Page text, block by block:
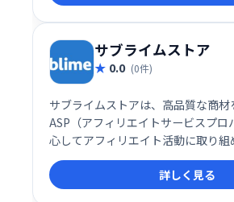
サブライムストア
0.0 (0件)
サブライムストアは、高品質な商材
ASP（アフィリエイトサービスプロ
心してアフィリエイト活動に取り
れた商品を提供しています。初心
で、幅広いアフィリエイターの方々
です。充実したサポート体制も魅
詳しく見る